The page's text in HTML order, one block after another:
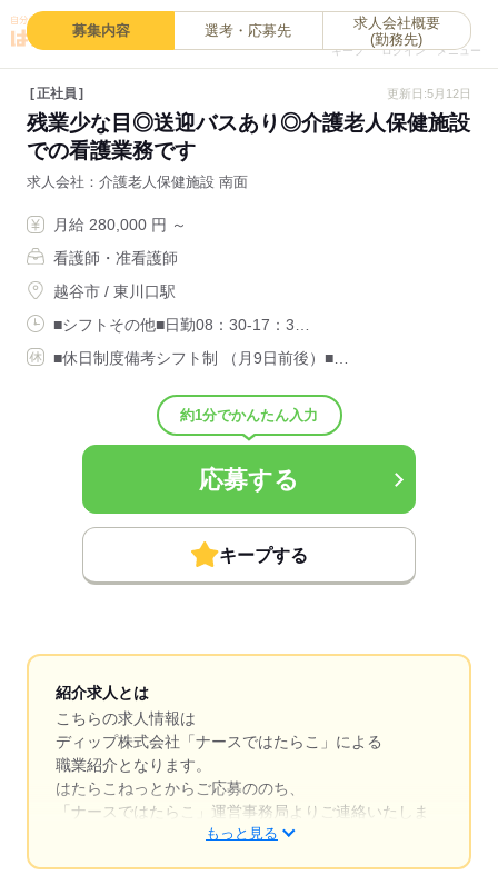
キープ
0
ログイン メニュー
募集内容 選考・応募先
求人会社概要
(勤務先)
正社員 更新日:5月12日
残業少な目◎送迎バスあり◎介護老人保健施設
での看護業務です
求人会社 介護老人保健施設 南面
月給 280,000 円 ～
看護師・准看護師
越谷市 / 東川口駅
■シフトその他■日勤08：30-17：3…
■休日制度備考シフト制 （月9日前後）■…
約1分でかんたん入力
応募する
キープする
紹介求人とは
こちらの求人情報は
ディップ株式会社「ナースではたらこ」による
職業紹介となります。
はたらこねっとからご応募ののち、
「ナースではたらこ」運営事務局よりご連絡いたしま
もっと見る